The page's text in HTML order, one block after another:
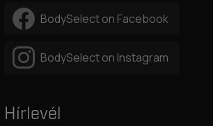
BodySelect on Facebook
BodySelect on Instagram
Hírlevél